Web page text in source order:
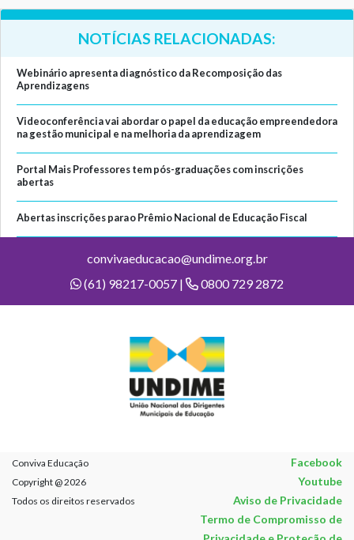
NOTÍCIAS RELACIONADAS:
Webinário apresenta diagnóstico da Recomposição das
Aprendizagens
Videoconferência vai abordar o papel da educação empreendedora
na gestão municipal e na melhoria da aprendizagem
Portal Mais Professores tem pós-graduações com inscrições
abertas
Abertas inscrições para o Prêmio Nacional de Educação Fiscal
convivaeducacao@undime.org.br
(61) 98217-0057 |
0800 729 2872
Conviva Educação Facebook
Copyright @ 2026 Youtube
Todos os direitos reservados
Aviso de Privacidade
Termo de Compromisso de